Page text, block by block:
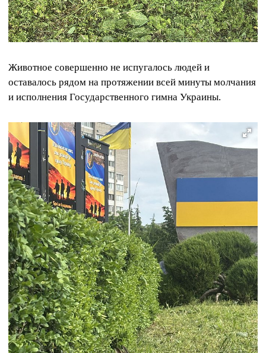
Животное совершенно не испугалось людей и
оставалось рядом на протяжении всей минуты молчания
и исполнения Государственного гимна Украины.